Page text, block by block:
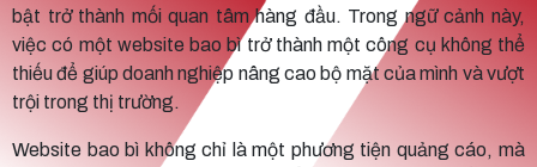
bật trở thành mối quan tâm hàng đầu. Trong ngữ cảnh này,
việc có một website bao bì trở thành một công cụ không thể
thiếu để giúp doanh nghiệp nâng cao bộ mặt của mình và vượt
trội trong thị trường.
Website bao bì không chỉ là một phương tiện quảng cáo, mà